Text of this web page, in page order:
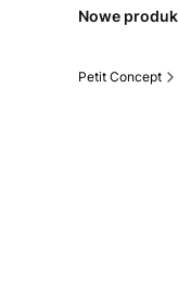
Nowe
Petit Concept